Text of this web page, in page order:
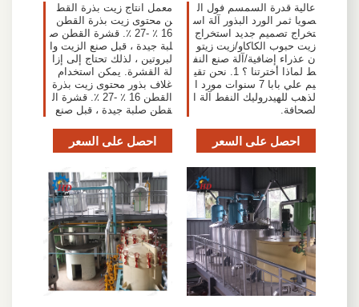
عالية قدرة السمسم فول ال
صويا ثمر الورد البذور آلة اس
تخراج تصميم جديد استخراج
زيت حبوب الكاكاو/زيت زيتو
ن عذراء إضافية/آلة صنع النف
ط لماذا أخترتنا ؟ 1. نحن تقي
يم علي بابا 7 سنوات مورد ا
لذهب للهيدروليك النفط آلة ا
لصحافة.
احصل على السعر
معمل انتاج زيت بذرة القط
ن محتوى زيت بذرة القطن
16 ٪ -27 ٪. قشرة القطن ص
لبة جيدة ، قبل صنع الزيت وا
لبروتين ، لذلك تحتاج إلى إزا
لة القشرة. يمكن استخدام
غلاف بذور محتوى زيت بذرة
القطن 16 ٪ -27 ٪. قشرة ال
قطن صلبة جيدة ، قبل صنع
احصل على السعر